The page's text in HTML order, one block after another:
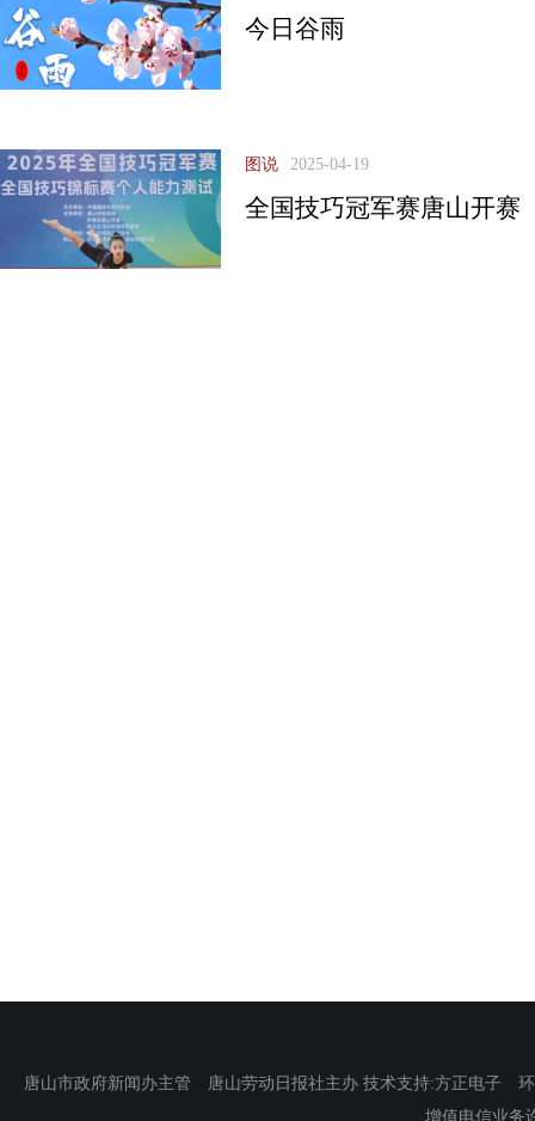
今日谷雨
图说 2025-04-19
全国技巧冠军赛唐山开赛
唐山市政府新闻办主管 唐山劳动日报社主办 技术支持:方正电子
增值电信业务